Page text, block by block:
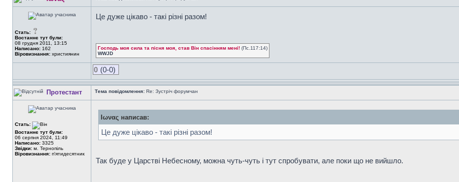
Стать:
Востаннє тут були:
08 грудня 2011, 13:15
Написано: 162
Віровизнання: християнин
Це дуже цікаво - такі різні разом!
Господь моя сила та пісня моя, став Він спасінням мені! (Пс.117:14)
WWJD
0 (0-0)
Протестант Тема повідомлення: Re: Зустріч форумчан
Стать:
Востаннє тут були:
06 серпня 2024, 11:49
Написано: 3325
Звідки: м. Тернопіль
Віровизнання: п'ятидесятник
Ιωνας написав:
Це дуже цікаво - такі різні разом!
Так буде у Царстві Небесному, можна чуть-чуть і тут спробувати, але поки що не вийшло.